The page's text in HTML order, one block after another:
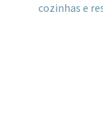
cozinhas e
concentrada
indicada para